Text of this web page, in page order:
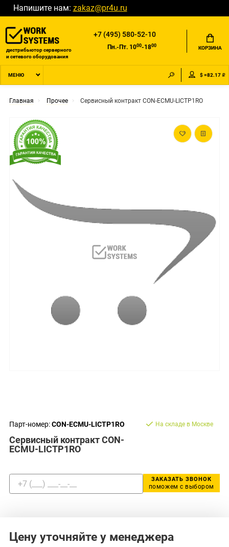
Напишите нам: zakaz@pr4u.ru
дистрибьютор серверного
и сетевого оборудования
+7 (495) 580-52-10
Пн.-Пт. 1000-1800 КОРЗИНА
МЕНЮ $ =82.17 ₽
Главная Прочее Сервисный контракт CON-ECMU-LICTP1RO
Парт-номер:CON-ECMU-LICTP1RO
Сервисный контракт CON-
ECMU-LICTP1RO
На складе в Москве
ЗАКАЗАТЬ ЗВОНОК
поможем с выбором
Цену уточняйте у менеджера